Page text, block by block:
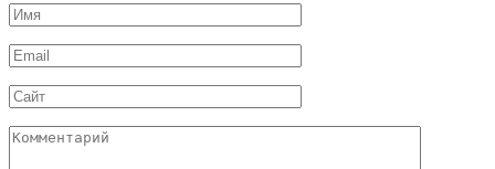
Имя
*
Email
*
Сайт
Комментарий